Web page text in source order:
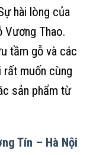
hài lòng của
Vương Thao.
tầm gỗ và các
rất muốn cùng
sản phẩm từ
Tín – Hà Nội